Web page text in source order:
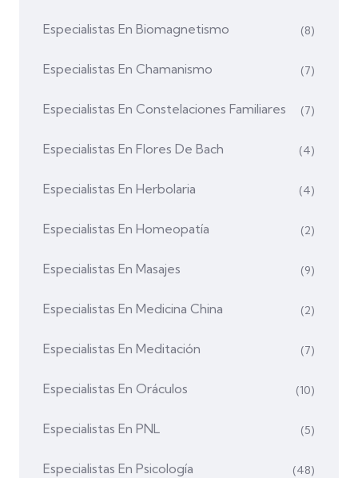
Especialistas En Biomagnetismo (8)
Especialistas En Chamanismo (7)
Especialistas En Constelaciones Familiares (7)
Especialistas En Flores De Bach (4)
Especialistas En Herbolaria (4)
Especialistas En Homeopatía (2)
Especialistas En Masajes (9)
Especialistas En Medicina China (2)
Especialistas En Meditación (7)
Especialistas En Oráculos (10)
Especialistas En PNL (5)
Especialistas En Psicología (48)